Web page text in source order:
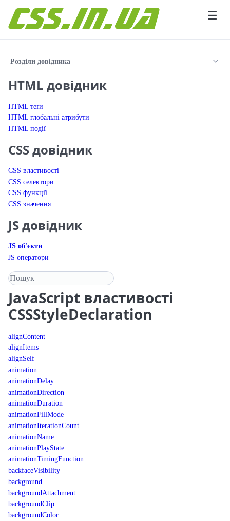
☰
Розділи довідника
HTML довідник
HTML теґи
HTML глобальні атрибути
HTML події
CSS довідник
CSS властивості
CSS селектори
CSS функції
CSS значення
JS довідник
JS об'єкти
JS оператори
Пошук у довіднику
JavaScript властивості
CSSStyleDeclaration
alignContent
alignItems
alignSelf
animation
animationDelay
animationDirection
animationDuration
animationFillMode
animationIterationCount
animationName
animationPlayState
animationTimingFunction
backfaceVisibility
background
backgroundAttachment
backgroundClip
backgroundColor